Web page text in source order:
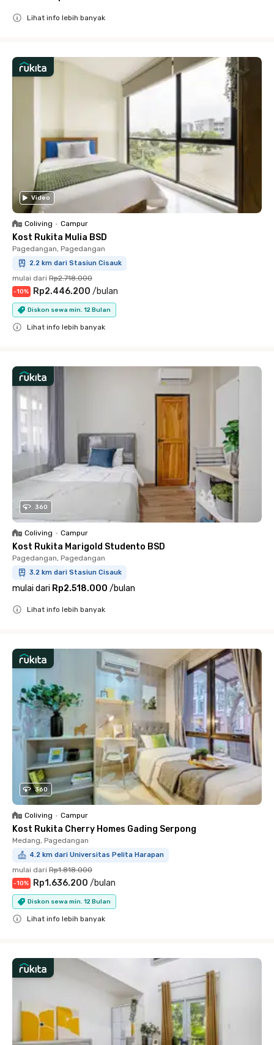
Lihat info lebih banyak
Video
Coliving • Campur
Kost Rukita Mulia BSD
Pagedangan, Pagedangan
2.2 km dari Stasiun Cisauk
mulai dari Rp2.718.000
-10% Rp2.446.200 /bulan
Diskon sewa min. 12 Bulan
Lihat info lebih banyak
360
Coliving • Campur
Kost Rukita Marigold Studento BSD
Pagedangan, Pagedangan
3.2 km dari Stasiun Cisauk
mulai dari Rp2.518.000 /bulan
Lihat info lebih banyak
360
Coliving • Campur
Kost Rukita Cherry Homes Gading Serpong
Medang, Pagedangan
4.2 km dari Universitas Pelita Harapan
mulai dari Rp1.818.000
-10% Rp1.636.200 /bulan
Diskon sewa min. 12 Bulan
Lihat info lebih banyak